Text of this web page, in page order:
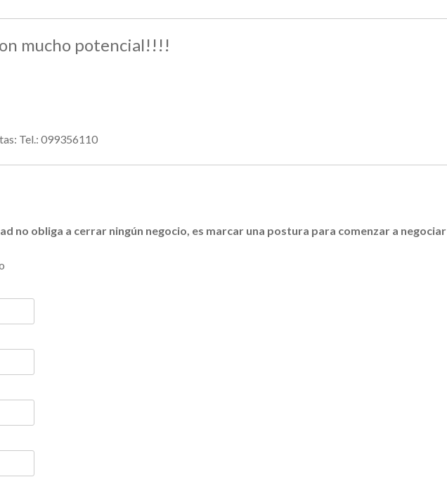
mucho potencial!!!!
Tel.: 099356110
no obliga a cerrar ningún negocio, es marcar una postura para comenzar a negociar